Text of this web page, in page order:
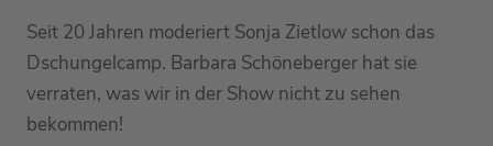
Seit 20 Jahren moderiert Sonja Zietlow schon das
Dschungelcamp. Barbara Schöneberger hat sie
verraten, was wir in der Show nicht zu sehen
bekommen!